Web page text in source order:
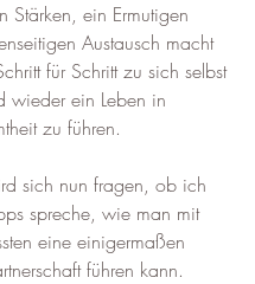
Stärken, ein Ermutigen
Austausch macht
für Schritt zu sich selbst
wieder ein Leben in
zu führen.
sich nun fragen, ob ich
spreche, wie man mit
eine einigermaßen
führen kann.